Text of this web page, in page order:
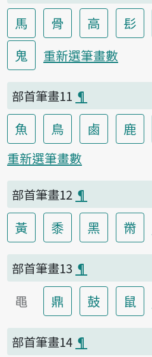
馬 骨 高 髟
鬼
重新選筆畫數
部首筆畫11 ¶
魚 鳥 鹵 鹿
重新選筆畫數
部首筆畫12 ¶
黃 黍 黑 黹
部首筆畫13 ¶
黽 鼎 鼓 鼠
部首筆畫14 ¶